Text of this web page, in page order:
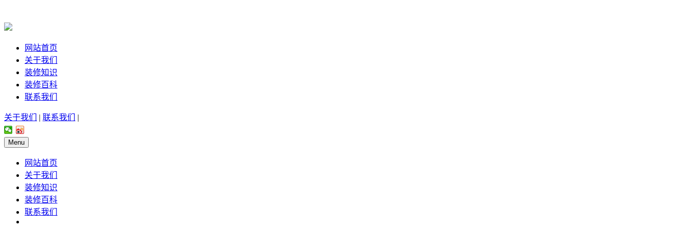
网站首页
关于我们
装修知识
装修百科
联系我们
关于我们 | 联系我们 |
Menu
网站首页
关于我们
装修知识
装修百科
联系我们